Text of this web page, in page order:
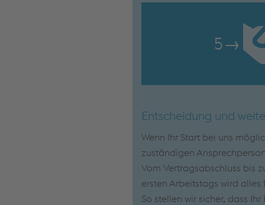
5→
Entscheidung und
Wenn Ihr Start bei uns
zuständigen
Vom Vertragsabschluss bis
ersten Arbeitstags wird
So stellen wir sicher, dass